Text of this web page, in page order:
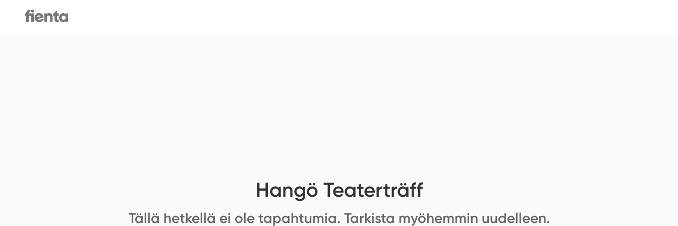
Hangö Teaterträff
Tällä hetkellä ei ole tapahtumia. Tarkista myöhemmin uudelleen.